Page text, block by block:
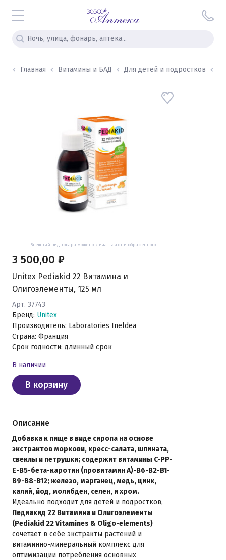
Главная Витамины и БАД Для детей и подростков
Внешний вид товара может отличаться от изображённого
Unitex Pediakid 22 Витамина и
Олигоэлементы, 125 мл
Арт. 37743
Бренд: Unitex
Производитель: Laboratories Ineldea
Страна: Франция
Срок годности: длинный срок
3 500,00 ₽
В наличии
В корзину
Описание
Добавка к пище в виде сиропа на основе
экстрактов моркови, кресс-салата, шпината,
свеклы и петрушки; содержит витамины C-PP-
E-B5-бета-каротин (провитамин А)-B6-B2-B1-
B9-B8-B12; железо, марганец, медь, цинк,
калий, йод, молибден, селен, и хром.
Идеально подходит для детей и подростков,
Педиакид 22 Витамина и Олигоэлементы
(Pediakid 22 Vitamines & Oligo-elements)
сочетает в себе экстракты растений и
витаминно-минеральный комплекс для
оптимизации потребления основных